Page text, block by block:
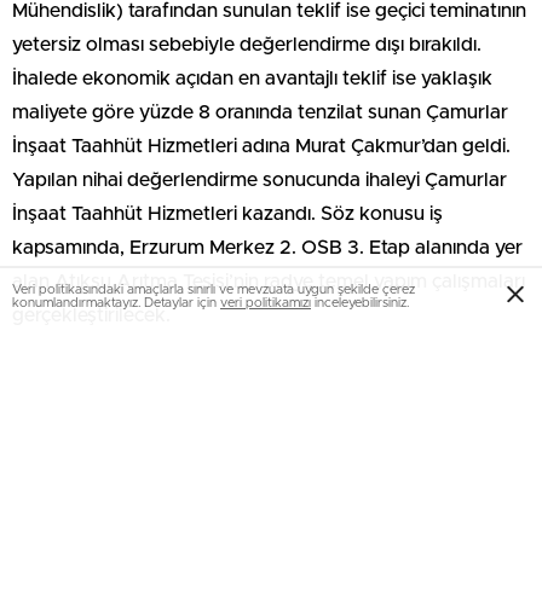
Mühendislik) tarafından sunulan teklif ise geçici teminatının
yetersiz olması sebebiyle değerlendirme dışı bırakıldı.
İhalede ekonomik açıdan en avantajlı teklif ise yaklaşık
maliyete göre yüzde 8 oranında tenzilat sunan Çamurlar
İnşaat Taahhüt Hizmetleri adına Murat Çakmur’dan geldi.
Yapılan nihai değerlendirme sonucunda ihaleyi Çamurlar
İnşaat Taahhüt Hizmetleri kazandı. Söz konusu iş
kapsamında, Erzurum Merkez 2. OSB 3. Etap alanında yer
alan Atıksu Arıtma Tesisi’nin radye temel yapım çalışmaları
gerçekleştirilecek.
Veri politikasındaki amaçlarla sınırlı ve mevzuata uygun şekilde çerez
konumlandırmaktayız. Detaylar için veri politikamızı inceleyebilirsiniz.